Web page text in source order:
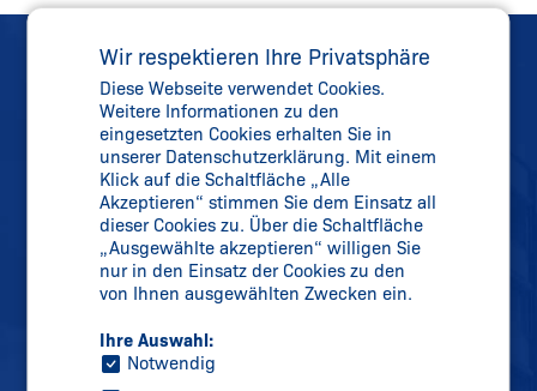
Direkter Kontakt
Telefon:+49 202 6474-0
Telefax: +49 202 6474-100
info@schmersal.com
Wir respektieren Ihre Privatsphäre
Diese Webseite verwendet Cookies.
Weitere Informationen zu den
eingesetzten Cookies erhalten Sie in
unserer Datenschutzerklärung. Mit einem
Klick auf die Schaltfläche „Alle
Akzeptieren“ stimmen Sie dem Einsatz all
dieser Cookies zu. Über die Schaltfläche
„Ausgewählte akzeptieren“ willigen Sie
nur in den Einsatz der Cookies zu den
von Ihnen ausgewählten Zwecken ein.
Ihre Auswahl:
Notwendig